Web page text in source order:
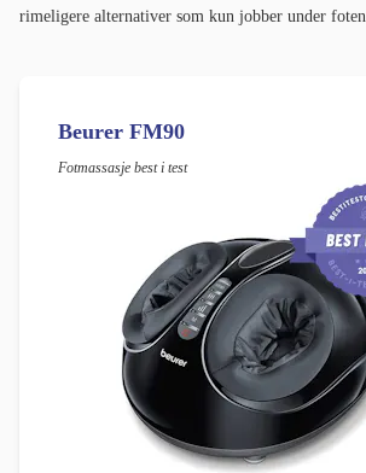
rimeligere alternativer som kun jobber under foten.
Beurer FM90
Fotmassasje best i test